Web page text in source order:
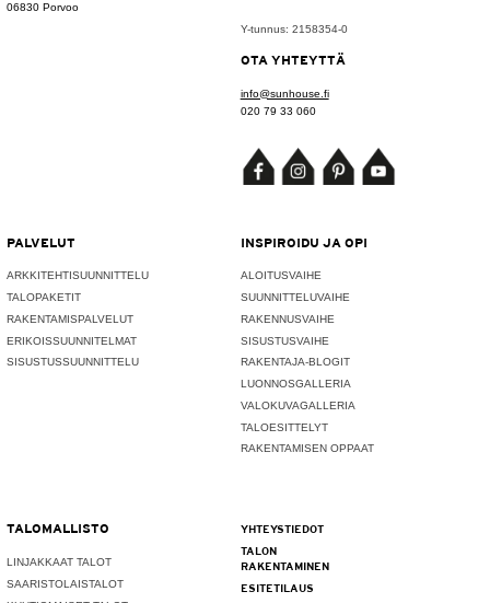
06830 Porvoo
Y-tunnus: 2158354-0
OTA YHTEYTTÄ
info@sunhouse.fi
020 79 33 060
PALVELUT
ARKKITEHTISUUNNITTELU
TALOPAKETIT
RAKENTAMISPALVELUT
ERIKOISSUUNNITELMAT
SISUSTUSSUUNNITTELU
INSPIROIDU JA OPI
ALOITUSVAIHE
SUUNNITTELUVAIHE
RAKENNUSVAIHE
SISUSTUSVAIHE
RAKENTAJA-BLOGIT
LUONNOSGALLERIA
VALOKUVAGALLERIA
TALOESITTELYT
RAKENTAMISEN OPPAAT
TALOMALLISTO
LINJAKKAAT TALOT
SAARISTOLAISTALOT
YHTEYSTIEDOT
TALON
RAKENTAMINEN
ESITETILAUS